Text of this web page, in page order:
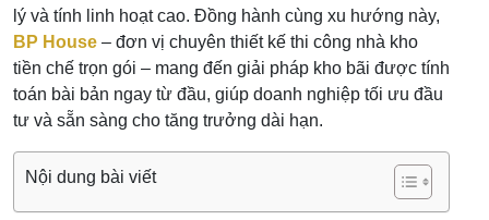
lý và tính linh hoạt cao. Đồng hành cùng xu hướng này,
BP House – đơn vị chuyên thiết kế thi công nhà kho
tiền chế trọn gói – mang đến giải pháp kho bãi được tính
toán bài bản ngay từ đầu, giúp doanh nghiệp tối ưu đầu
tư và sẵn sàng cho tăng trưởng dài hạn.
Nội dung bài viết